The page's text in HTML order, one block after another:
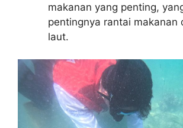
makanan yang penting,
pentingnya rantai makanan
laut.